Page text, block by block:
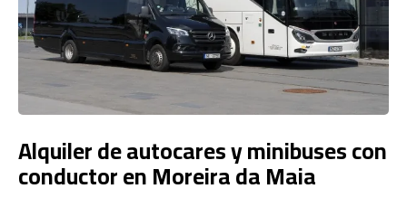
Alquiler de autocares y minibuses con
conductor en Moreira da Maia